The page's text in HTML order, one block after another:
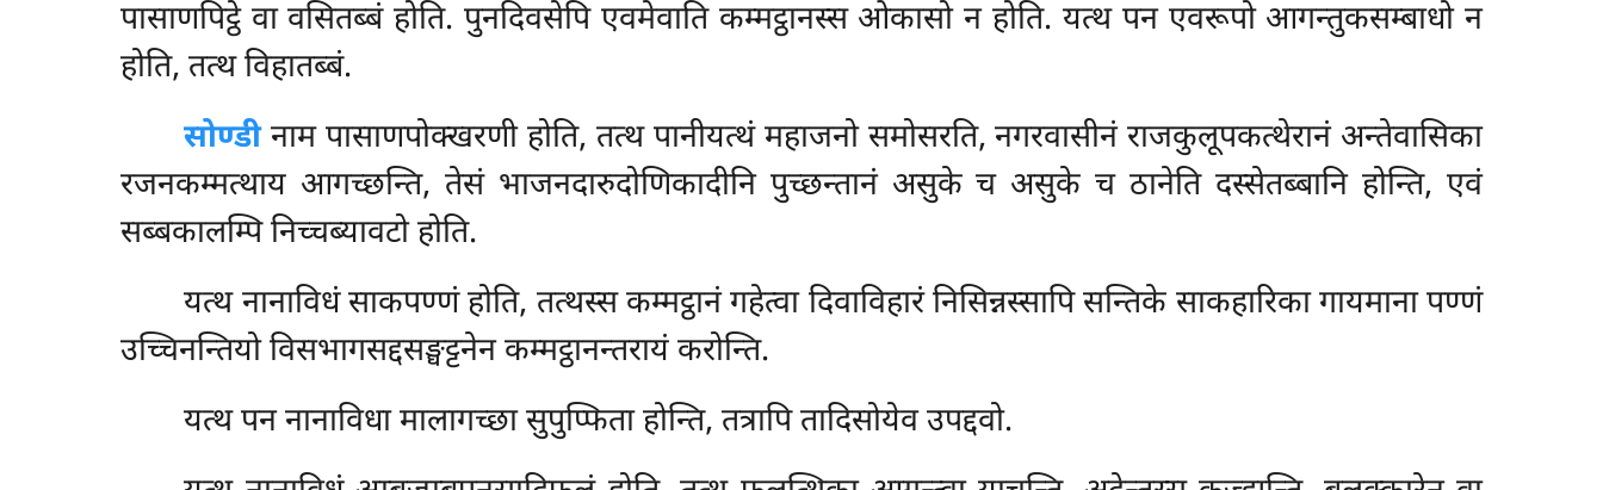
पासाणपिट्ठे वा वसितब्बं होति. पुनदिवसेपि एवमेवाति कम्मट्ठानस्स ओकासो न होति. यत्थ पन एवरूपो आगन्तुकसम्बाधो न
होति, तत्थ विहातब्बं.
सोण्डीनाम पासाणपोक्खरणी होति, तत्थ पानीयत्थं महाजनो समोसरति, नगरवासीनं राजकुलूपकत्थेरानं अन्तेवासिका
रजनकम्मत्थाय आगच्छन्ति, तेसं भाजनदारुदोणिकादीनि पुच्छन्तानं असुके च असुके च ठानेति दस्सेतब्बानि होन्ति, एवं
सब्बकालम्पि निच्चब्यावटो होति.
यत्थ नानाविधं साकपण्णं होति, तत्थस्स कम्मट्ठानं गहेत्वा दिवाविहारं निसिन्नस्सापि सन्तिके साकहारिका गायमाना पण्णं
उच्चिनन्तियो विसभागसद्दसङ्घट्टनेन कम्मट्ठानन्तरायं करोन्ति.
यत्थपन नानाविधा मालागच्छा सुपुप्फिता होन्ति, तत्रापि तादिसोयेव उपद्दवो.